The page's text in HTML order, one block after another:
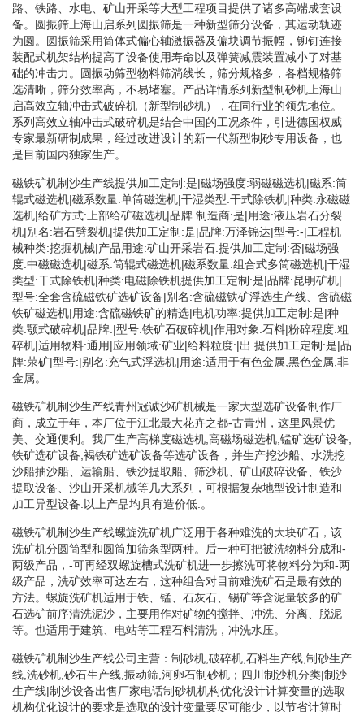
路、铁路、水电、矿山开采等大型工程项目提供了诸多高端成套设
备。圆振筛上海山启系列圆振筛是一种新型筛分设备，其运动轨迹
为圆。圆振筛采用筒体式偏心轴激振器及偏块调节振幅，铆钉连接
装配式机架结构提高了设备使用寿命以及弹簧减震装置减小了对基
础的冲击力。圆振动筛型物料筛淌线长，筛分规格多，各档规格筛
选清晰，筛分效率高，不易堵塞。产品详情系列新型制砂机上海山
启高效立轴冲击式破碎机（新型制砂机），在同行业的领先地位。
系列高效立轴冲击式破碎机是结合中国的工况条件，引进德国权威
专家最新研制成果，经过改进设计的新一代新型制砂专用设备，也
是目前国内独家生产。
磁铁矿机制沙生产线提供加工定制:是|磁场强度:弱磁磁选机|磁系:筒
辊式磁选机|磁系数量:单筒磁选机|干湿类型:干式除铁机|种类:永磁磁
选机|给矿方式:上部给矿磁选机|品牌.制造商:是|用途:液压岩石分裂
机|别名:岩石劈裂机|提供加工定制:是|品牌:万泽锦达|型号:-|工程机
械种类:挖掘机械|产品用途:矿山开采岩石.提供加工定制:否|磁场强
度:中磁磁选机|磁系:筒辊式磁选机|磁系数量:组合式多筒磁选机|干湿
类型:干式除铁机|种类:电磁除铁机提供加工定制:是|品牌:昆明矿机|
型号:全套含硫磁铁矿选矿设备|别名:含硫磁铁矿浮选生产线、含硫磁
铁矿磁选机|用途:含硫磁铁矿的精选|电机功率:提供加工定制:是|种
类:颚式破碎机|品牌:|型号:铁矿石破碎机|作用对象:石料|粉碎程度:粗
碎机|适用物料:通用|应用领域:矿业|给料粒度:|出.提供加工定制:是|品
牌:荥矿|型号:|别名:充气式浮选机|用途:适用于有色金属,黑色金属,非
金属。
磁铁矿机制沙生产线青州冠诚沙矿机械是一家大型选矿设备制作厂
商，成立于年，本厂位于江北最大花卉之都-古青州，这里风景优
美、交通便利。我厂生产高梯度磁选机,高磁场磁选机,锰矿选矿设备,
铁矿选矿设备,褐铁矿选矿设备等选矿设备，并生产挖沙船、水洗挖
沙船抽沙船、运输船、铁沙提取船、筛沙机、矿山破碎设备、铁沙
提取设备、沙山开采机械等几大系列，可根据复杂地型设计制造和
加工异型设备.以上产品均具有造价低.。
磁铁矿机制沙生产线螺旋洗矿机广泛用于各种难洗的大块矿石，该
洗矿机分圆筒型和圆筒加筛条型两种。后一种可把被洗物料分成和-
两级产品，-可再经双螺旋槽式洗矿机进一步擦洗可将物料分为和-两
级产品，洗矿效率可达左右，这种组合对目前难洗矿石是最有效的
方法。螺旋洗矿机适用于铁、锰、石灰石、锡矿等含泥量较多的矿
石选矿前序清洗泥沙，主要用作对矿物的搅拌、冲洗、分离、脱泥
等。也适用于建筑、电站等工程石料清洗，冲洗水压。
磁铁矿机制沙生产线公司主营：制砂机,破碎机,石料生产线,制砂生产
线,洗砂机,砂石生产线,振动筛,河卵石制砂机；四川制沙机分类|制沙
生产线|制沙设备出售厂家电话制砂机机构优化设计计算变量的选取
机构优化设计的要求是选取的设计变量要尽可能少，以节省计算时